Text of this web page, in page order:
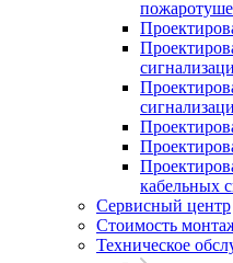
кабельных
Сервисный центр
Стоимость
Техническое